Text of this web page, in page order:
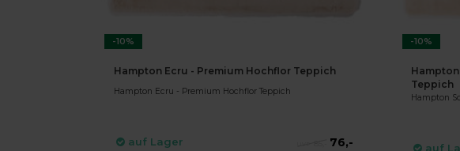
-10%
Hampton Ecru - Premium Hochflor Teppich
Hampton Ecru - Premium Hochflor Teppich
auf Lager 76,-
-10%
Teppich
Hampton
auf